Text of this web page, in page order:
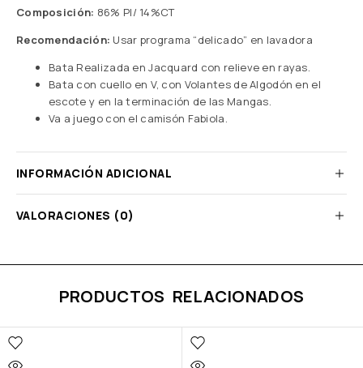
Composición: 86% Pl/ 14%CT
Recomendación: Usar programa “delicado” en lavadora
Bata Realizada en Jacquard con relieve en rayas.
Bata con cuello en V, con Volantes de Algodón en el
escote y en la terminación de las Mangas.
Va a juego con el camisón Fabiola.
INFORMACIÓN ADICIONAL
VALORACIONES (0)
PRODUCTOS RELACIONADOS